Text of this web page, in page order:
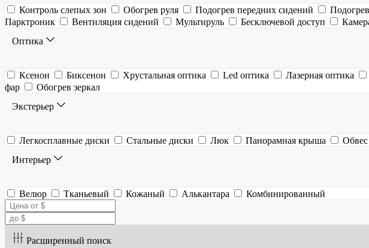
Контроль слепых зон Обогрев руля Подогрев передних сидений
Парктроник
Вентиляция сидений Мультируль Бесключевой доступ
Оптика
Ксенон Биксенон Хрустальная оптика Led оптика Лазерная оптика
фар
Обогрев зеркал
Экстерьер
Легкосплавные диски Стальные диски Люк Панорамная крыша Обвес
Интерьер
Велюр Тканьевый Кожаный Алькантара Комбинированный
Расширенный поиск